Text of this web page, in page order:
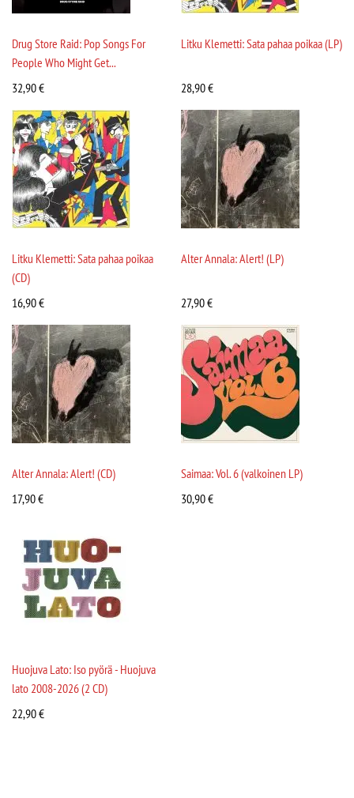
Drug Store Raid: Pop Songs For
People Who Might Get...
32,90€
Litku Klemetti: Sata pahaa poikaa (LP)
28,90€
Litku Klemetti: Sata pahaa poikaa
(CD)
16,90€
Alter Annala: Alert! (LP)
27,90€
Alter Annala: Alert! (CD)
17,90€
Saimaa: Vol. 6 (valkoinen LP)
30,90€
Huojuva Lato: Iso pyörä - Huojuva
lato 2008-2026 (2 CD)
22,90€